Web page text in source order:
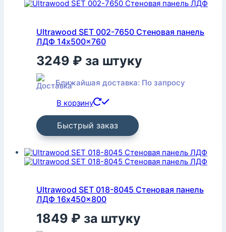
Ultrawood SET 002-7650 Стеновая панель
ЛДФ 14x500x760
3249 ₽ за штуку
Ближайшая доставка: По запросу
В корзину
Быстрый заказ
Ultrawood SET 018-8045 Стеновая панель
ЛДФ 16x450x800
1849 ₽ за штуку